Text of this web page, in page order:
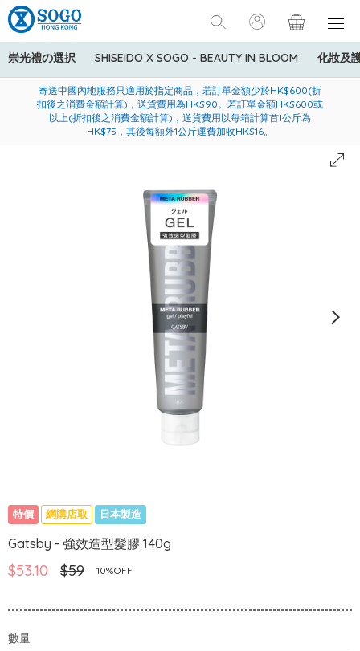
崇光禮の選択 SHISEIDO X SOGO - BEAUTY IN BLOOM 化妝及
美國運通Explorer®信用卡會員購物禮遇：高達5%簽賬回贈！
購買一般貨品(冷凍食品除外)滿$600，可享免費送貨服務
寄送中國內地服務只適用於指定商品，若訂單金額少於HK$600(折
扣後之消費金額計算)，送貨費用為HK$90。若訂單金額HK$600或
以上(折扣後之消費金額計算)，送貨費用以每箱計算首1公斤為
HK$75，其後每額外1公斤運費加收HK$16。
特價 網購店取 日本製造
Gatsby - 強效造型髮膠 140g
$53.10 $59 10%OFF
數量